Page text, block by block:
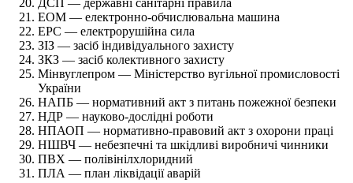
ДСП — державні санітарні правила
ЕОМ — електронно-обчислювальна машина
ЕРС — електрорушійна сила
ЗІЗ — засіб індивідуального захисту
ЗКЗ — засіб колективного захисту
Мінвуглепром — Міністерство вугільної промисловості
України
НАПБ — нормативний акт з питань пожежної безпеки
НДР — науково-дослідні роботи
НПАОП — нормативно-правовий акт з охорони праці
НШВЧ — небезпечні та шкідливі виробничі чинники
ПВХ — полівінілхлоридний
ПЛА — план ліквідації аварій